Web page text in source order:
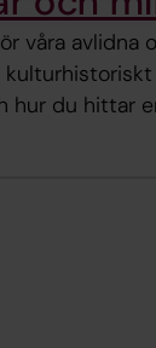
våra avlidna
hur du hittar